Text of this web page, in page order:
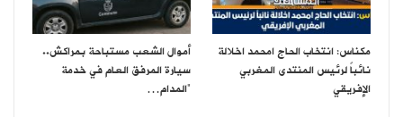
مكناس: انتخاب الحاج امحمد اخلالة
نائباً لرئيس المنتدى المغربي
الإفريقي
أموال الشعب مستباحة بمراكش..
سيارة المرفق العام في خدمة
“المدام…